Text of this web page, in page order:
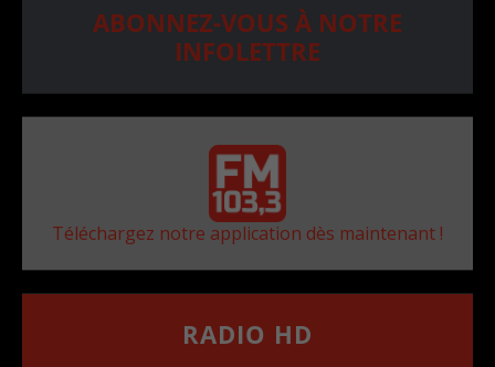
ABONNEZ-VOUS À NOTRE
INFOLETTRE
Téléchargez notre application dès maintenant !
RADIO HD